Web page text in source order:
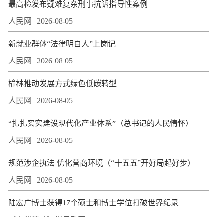
最高检发布疑难复杂刑事抗诉指导性案例
人民网 2026-08-05
新就业群体“法律明白人”上岗记
人民网 2026-08-05
榆林推动发展方式绿色低碳转型
人民网 2026-08-05
“扎扎实实建设现代化产业体系”（总书记的人民情怀）
人民网 2026-08-05
规范涉企执法 优化营商环境（“十五五”开好局起好步）
人民网 2026-08-05
陆宏广博士获得17个硕士和博士学位打破世界纪录